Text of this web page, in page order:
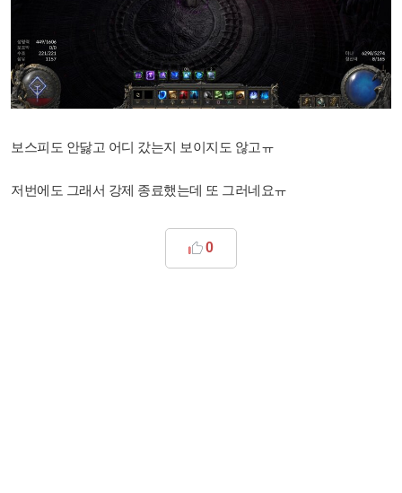
보스피도 안닳고 어디 갔는지 보이지도 않고ㅠ
저번에도 그래서 강제 종료했는데 또 그러네요ㅠ
0